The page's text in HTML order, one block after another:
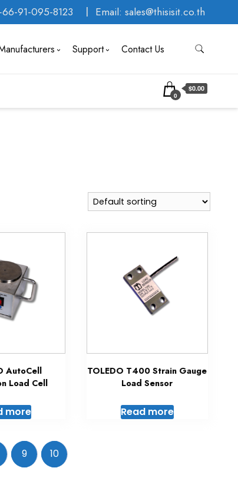
91-095-8123 Email: sales@thisisit.co.th
Support Contact Us
0
$0.00
AutoCell
Load Cell
more
TOLEDO T400 Strain Gauge
Load Sensor
Read more
9 10